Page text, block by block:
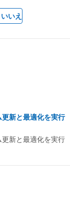
いいえ
新と最適化を実行
新と最適化を実行